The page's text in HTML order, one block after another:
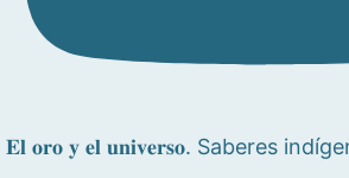
𝐄𝐥 𝐨𝐫𝐨 𝐲 𝐞𝐥 𝐮𝐧𝐢𝐯𝐞𝐫𝐬𝐨. Saberes